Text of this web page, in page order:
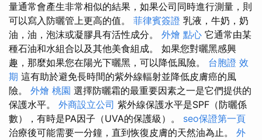
量通常會產生非常相似的結果，如果公司同時進行測量，則
可以寫入防曬管上更高的值。 菲律賓簽證 乳液，牛奶，奶
油，油，泡沫或凝膠具有活性成分。 外燴 點心 它通常由某
種石油和水組合以及其他美食組成。 如果您對曬黑感興
趣，那麼如果您在陽光下曬黑，可以降低風險。 台胞證 效
期 這有助於避免長時間的紫外線輻射並降低皮膚癌的風
險。 外燴 桃園 選擇防曬霜的最重要因素之一是它們提供的
保護水平。 外商設立公司 紫外線保護水平是SPF（防曬係
數），有時是PA因子（UVA的保護級）。 seo保證第一頁
治療後可能需要一分鐘，直到恢復皮膚的天然油為止。 外